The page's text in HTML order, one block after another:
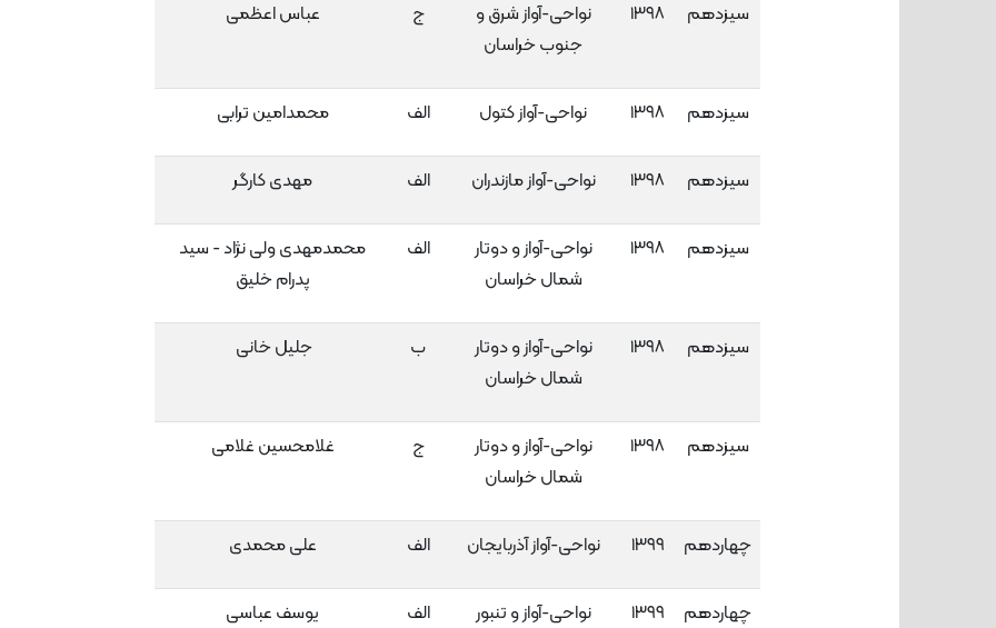
سیزدهم ۱۳۹۸
نواحی-آواز شرق و
جنوب خراسان
ج عباس اعظمی
سیزدهم ۱۳۹۸ نواحی-آواز کتول الف محمدامین ترابی
سیزدهم ۱۳۹۸ نواحی-آواز مازندران الف مهدی کارگر
سیزدهم ۱۳۹۸
نواحی-آواز و دوتار
شمال خراسان
الف
محمدمهدی ولی نژاد - سید
پدرام خلیق
سیزدهم ۱۳۹۸
نواحی-آواز و دوتار
شمال خراسان
ب جلیل خانی
سیزدهم ۱۳۹۸
نواحی-آواز و دوتار
شمال خراسان
ج غلامحسین غلامی
چهاردهم ۱۳۹۹ نواحی-آواز آذربایجان الف علی محمدی
چهاردهم ۱۳۹۹
نواحی-آواز و تنبور
الف یوسف عباسی